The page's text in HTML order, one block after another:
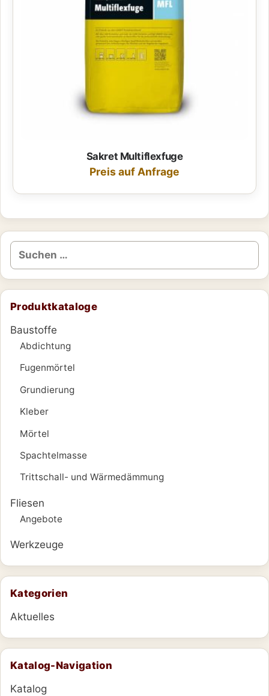
Sakret Multiflexfuge
Preis auf Anfrage
Suchen
nach:
Produktkataloge
Baustoffe
Abdichtung
Fugenmörtel
Grundierung
Kleber
Mörtel
Spachtelmasse
Trittschall- und Wärmedämmung
Fliesen
Angebote
Werkzeuge
Kategorien
Aktuelles
Katalog-Navigation
Katalog